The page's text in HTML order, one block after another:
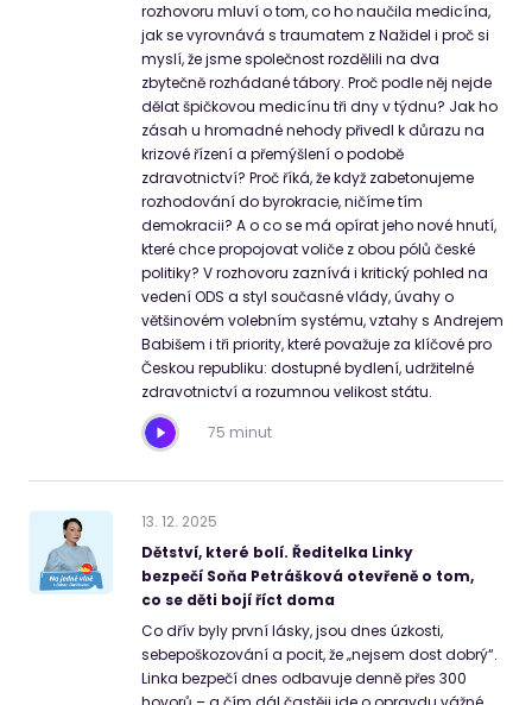
rozhovoru mluví o tom, co ho naučila medicína,
jak se vyrovnává s traumatem z Nažidel i proč si
myslí, že jsme společnost rozdělili na dva
zbytečně rozhádané tábory. Proč podle něj nejde
dělat špičkovou medicínu tři dny v týdnu? Jak ho
zásah u hromadné nehody přivedl k důrazu na
krizové řízení a přemýšlení o podobě
zdravotnictví? Proč říká, že když zabetonujeme
rozhodování do byrokracie, ničíme tím
demokracii? A o co se má opírat jeho nové hnutí,
které chce propojovat voliče z obou pólů české
politiky? V rozhovoru zaznívá i kritický pohled na
vedení ODS a styl současné vlády, úvahy o
většinovém volebním systému, vztahy s Andrejem
Babišem i tři priority, které považuje za klíčové pro
Českou republiku: dostupné bydlení, udržitelné
zdravotnictví a rozumnou velikost státu.
75 minut
13. 12. 2025
Dětství, které bolí. Ředitelka Linky
bezpečí Soňa Petrášková otevřeně o tom,
co se děti bojí říct doma
Co dřív byly první lásky, jsou dnes úzkosti,
sebepoškozování a pocit, že „nejsem dost dobrý“.
Linka bezpečí dnes odbavuje denně přes 300